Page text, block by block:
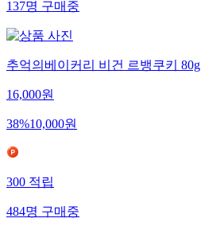
137명구매중
추억의베이커리 비건 르뱅쿠키 80g
16,000원
38%10,000원
300적립
484명구매중